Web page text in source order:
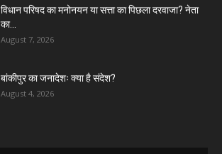
विधान परिषद का मनोनयन या सत्ता का पिछला दरवाजा? नेता
का...
August 7, 2026
बांकीपुर का जनादेशः क्या है संदेश?
August 4, 2026